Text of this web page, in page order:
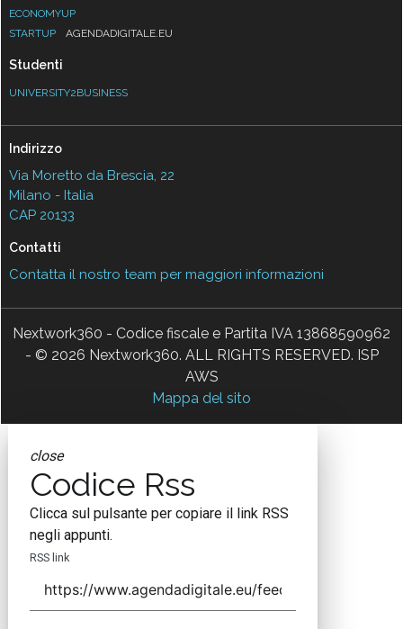
ECONOMYUP
STARTUP
AGENDADIGITALE.EU
Studenti
UNIVERSITY2BUSINESS
Indirizzo
Via Moretto da Brescia, 22
Milano - Italia
CAP 20133
Contatti
Contatta il nostro team per maggiori informazioni
Nextwork360 - Codice fiscale e Partita IVA 13868590962
- © 2026 Nextwork360. ALL RIGHTS RESERVED. ISP
AWS
Mappa del sito
close
Codice Rss
Clicca sul pulsante per copiare il link RSS
negli appunti.
RSS link